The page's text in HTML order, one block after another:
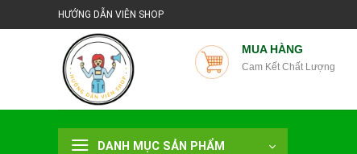
đến
HƯỚNG DẪN VIÊN SHOP
MUA HÀNG
Cam Kết Chất Lượng
DANH MỤC SẢN PHẨM